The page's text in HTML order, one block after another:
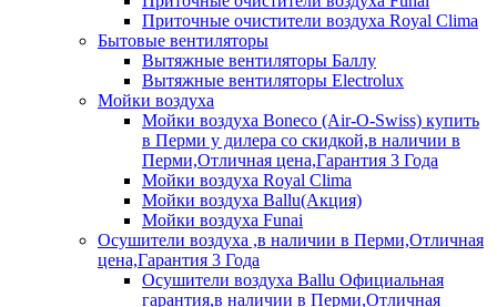
Приточные очистители воздуха Royal Clima
Бытовые вентиляторы
Вытяжные вентиляторы Баллу
Вытяжные вентиляторы Electrolux
Мойки воздуха
Мойки воздуха Boneco (Air-O-Swiss) купить
в Перми у дилера со скидкой,в наличии в
Перми,Отличная цена,Гарантия 3 Года
Мойки воздуха Royal Clima
Мойки воздуха Ballu(Акция)
Мойки воздуха Funai
Осушители воздуха ,в наличии в Перми,Отличная
цена,Гарантия 3 Года
Осушители воздуха Ballu Официальная
гарантия,в наличии в Перми,Отличная